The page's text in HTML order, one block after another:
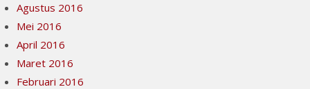
Agustus 2016
Mei 2016
April 2016
Maret 2016
Februari 2016